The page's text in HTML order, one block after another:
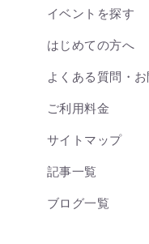
イベントを探す
はじめての方へ
よくある質問・
ご利用料金
サイトマップ
記事一覧
ブログ一覧